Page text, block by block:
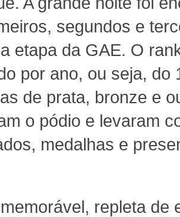
segundos e
etapa da GAE. O
por ano, ou seja, do
de prata, bronze e
o pódio e levaram
medalhas e
repleta de